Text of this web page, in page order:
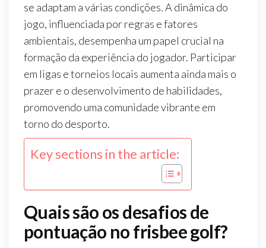
se adaptam a várias condições. A dinâmica do
jogo, influenciada por regras e fatores
ambientais, desempenha um papel crucial na
formação da experiência do jogador. Participar
em ligas e torneios locais aumenta ainda mais o
prazer e o desenvolvimento de habilidades,
promovendo uma comunidade vibrante em
torno do desporto.
Key sections in the article:
Quais são os desafios de
pontuação no frisbee golf?